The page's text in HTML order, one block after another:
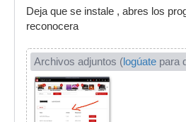
Deja que se instale , abres los
reconocera
Archivos adjuntos (logúate para